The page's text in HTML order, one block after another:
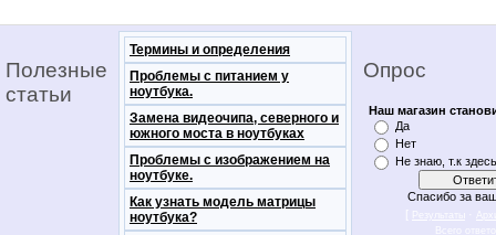
Полезные
статьи
Термины и определения
Проблемы с питанием у
ноутбука.
Замена видеочипа, северного и
южного моста в ноутбуках
Проблемы с изображением на
ноутбуке.
Как узнать модель матрицы
ноутбука?
Опрос
Наш магазин
Да
Нет
Не знаю, т.к
Спасибо за